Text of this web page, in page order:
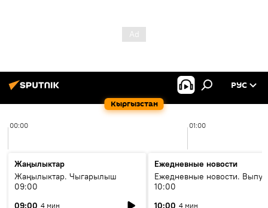
Кыргызстан
РУС
00:00 01:00
Жаңылыктар
Жаңылыктар. Чыгарылыш
09:00
09:00 4 мин
Ежедневные новости
Ежедневные новости.
10:00
10:00 4 мин